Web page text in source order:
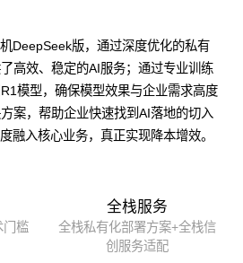
DeepSeek版，通过深度优化的私有
高效、稳定的AI服务；通过专业训练
模型，确保模型效果与企业需求高度
案，帮助企业快速找到AI落地的切入
融入核心业务，真正实现降本增效。
门槛
全栈服务
全栈私有化部署方案+全栈信
创服务适配